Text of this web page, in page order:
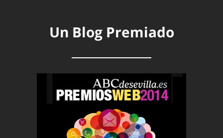
Un Blog Premiado